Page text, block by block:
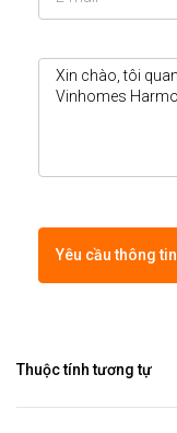
Yêu cầu thông tin
Thuộc tính tương tự